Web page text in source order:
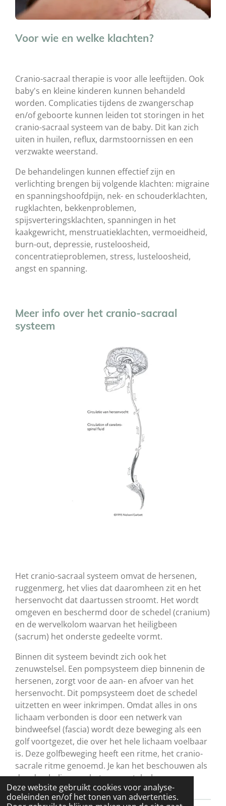
Deze website gebruikt cookies voor analyse-
doeleinden en/of het tonen van advertenties.
Voor wie en welke klachten?
Cranio-sacraal therapie is voor alle leeftijden. Ook
baby's en kleine kinderen kunnen behandeld
worden. Complicaties tijdens de zwangerschap
en/of geboorte kunnen leiden tot storingen in het
cranio-sacraal systeem van de baby. Dit kan zich
uiten in huilen, reflux, darmstoornissen en een
verzwakte weerstand.
De behandelingen kunnen effectief zijn en
verlichting brengen bij volgende klachten: migraine
en spanningshoofdpijn, nek- en schouderklachten,
rugklachten, bekkenproblemen,
spijsverteringsklachten, spanningen in het
kaakgewricht, menstruatieklachten, vermoeidheid,
burn-out, depressie, rusteloosheid,
concentratieproblemen, stress, lusteloosheid,
angst en spanning.
Meer info over het cranio-sacraal
systeem
Het cranio-sacraal systeem omvat de hersenen,
ruggenmerg, het vlies dat daaromheen zit en het
hersenvocht dat daartussen stroomt. Het wordt
omgeven en beschermd door de schedel (cranium)
en de wervelkolom waarvan het heiligbeen
(sacrum) het onderste gedeelte vormt.
Binnen dit systeem bevindt zich ook het
zenuwstelsel. Een pompsysteem diep binnenin de
hersenen, zorgt voor de aan- en afvoer van het
hersenvocht. Dit pompsysteem doet de schedel
uitzetten en weer inkrimpen. Omdat alles in ons
lichaam verbonden is door een netwerk van
bindweefsel (fascia) wordt deze beweging als een
golf voortgezet, die over het hele lichaam voelbaar
is. Deze golfbeweging heeft een ritme, het cranio-
sacrale ritme genoemd. Je kan het beschouwen als
de ademhaling van het zenuwstelsel.